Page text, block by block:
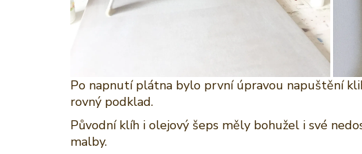
Po napnutí plátna bylo první úpravou napuštění
rovný podklad.
Původní klíh i olejový šeps měly bohužel i své
malby.